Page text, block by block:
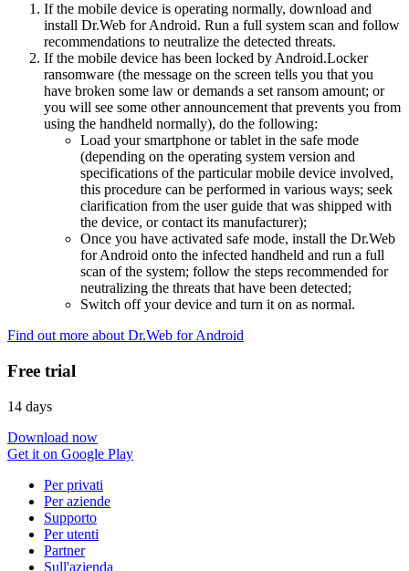
If the mobile device is operating normally, download and
install Dr.Web for Android. Run a full system scan and follow
recommendations to neutralize the detected threats.
If the mobile device has been locked by Android.Locker
ransomware (the message on the screen tells you that you
have broken some law or demands a set ransom amount; or
you will see some other announcement that prevents you from
using the handheld normally), do the following:
Load your smartphone or tablet in the safe mode
(depending on the operating system version and
specifications of the particular mobile device involved,
this procedure can be performed in various ways; seek
clarification from the user guide that was shipped with
the device, or contact its manufacturer);
Once you have activated safe mode, install the Dr.Web
for Android onto the infected handheld and run a full
scan of the system; follow the steps recommended for
neutralizing the threats that have been detected;
Switch off your device and turn it on as normal.
Find out more about Dr.Web for Android
Free trial
14 days
Download now
Get it on Google Play
Per privati
Per aziende
Supporto
Per utenti
Partner
Sull'azienda